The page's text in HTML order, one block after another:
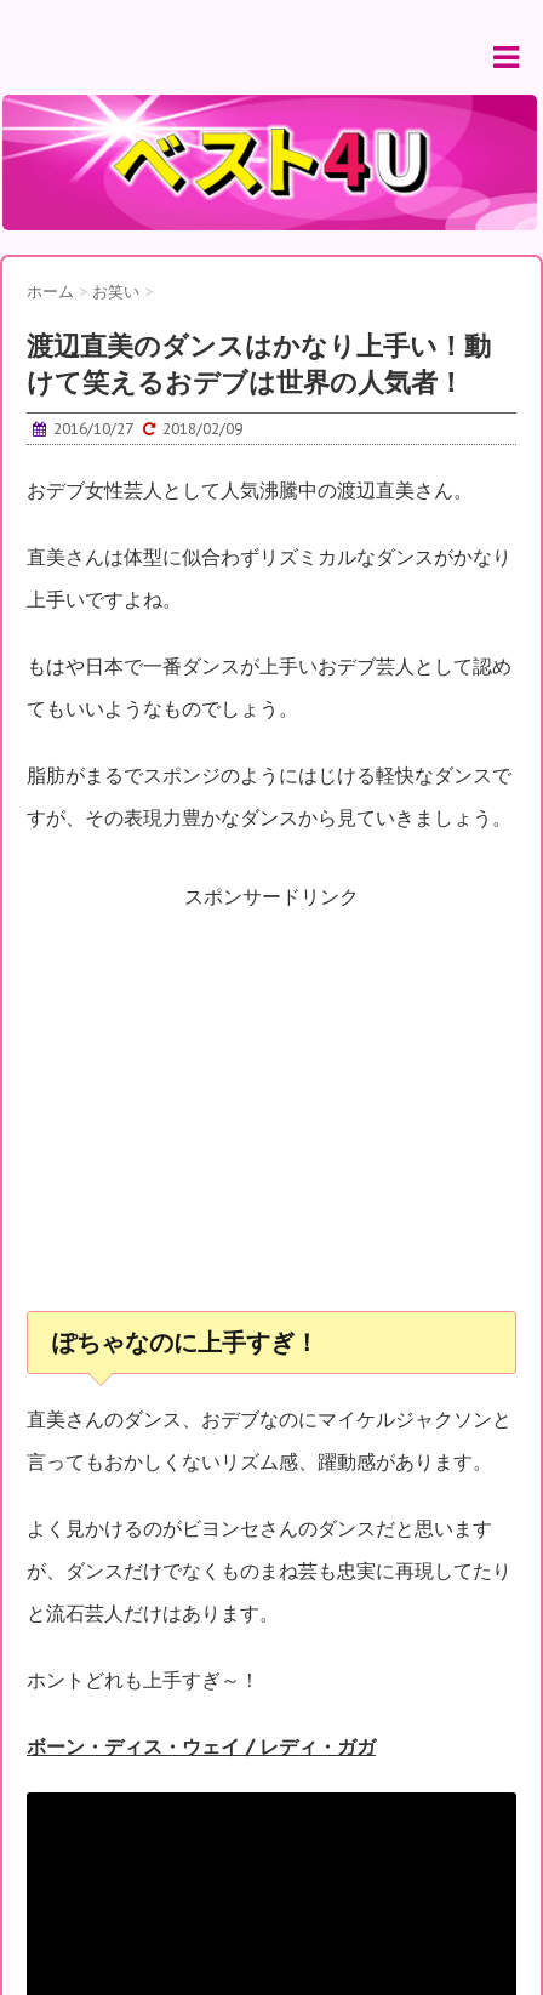
ホーム > お笑い >
渡辺直美のダンスはかなり上手い！動
けて笑えるおデブは世界の人気者！
2016/10/27 2018/02/09
おデブ女性芸人として人気沸騰中の渡辺直美さん。
直美さんは体型に似合わずリズミカルなダンスがかなり
上手いですよね。
もはや日本で一番ダンスが上手いおデブ芸人として認め
てもいいようなものでしょう。
脂肪がまるでスポンジのようにはじける軽快なダンスで
すが、その表現力豊かなダンスから見ていきましょう。
スポンサードリンク
ぽちゃなのに上手すぎ！
直美さんのダンス、おデブなのにマイケルジャクソンと
言ってもおかしくないリズム感、躍動感があります。
よく見かけるのがビヨンセさんのダンスだと思います
が、ダンスだけでなくものまね芸も忠実に再現してたり
と流石芸人だけはあります。
ホントどれも上手すぎ～！
ボーン・ディス・ウェイ / レディ・ガガ